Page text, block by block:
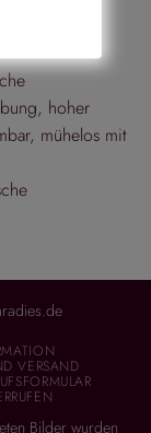
hoher
mühelos mit
VERSAND
Bilder wurden